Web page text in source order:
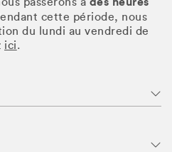
cette période, nous
du lundi au vendredi de
ici.